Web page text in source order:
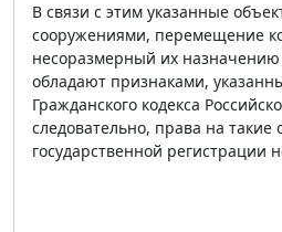
В связи с этим указанные
сооружениями, перемещение
несоразмерный их
обладают признаками,
Гражданского кодекса
следовательно, права на такие
государственной регистрации